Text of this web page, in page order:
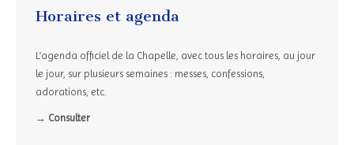
Horaires et agenda
L’agenda officiel de la Chapelle, avec tous les horaires, au jour
le jour, sur plusieurs semaines : messes, confessions,
adorations, etc.
→ Consulter